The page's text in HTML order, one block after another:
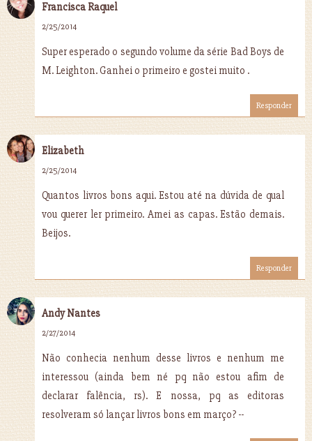
Francisca Raquel
2/25/2014
Super esperado o segundo volume da série Bad Boys de
M. Leighton. Ganhei o primeiro e gostei muito .
Responder
Elizabeth
2/25/2014
Quantos livros bons aqui. Estou até na dúvida de qual
vou querer ler primeiro. Amei as capas. Estão demais.
Beijos.
Responder
Andy Nantes
2/27/2014
Não conhecia nenhum desse livros e nenhum me
interessou (ainda bem né pq não estou afim de
declarar falência, rs). E nossa, pq as editoras
resolveram só lançar livros bons em março? --